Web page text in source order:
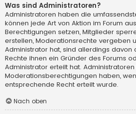
Was sind Administratoren?
Administratoren haben die
können jede Art von Aktion im Forum
Berechtigungen setzen, Mitglieder
erstellen, Moderationsrechte vergeben
Administrator hat, sind allerdings davon
Rechte ihnen ein Gründer des Forums
Administrator erteilt hat.
Moderationsberechtigungen haben,
entsprechende Recht erteilt wurde.
Nach oben